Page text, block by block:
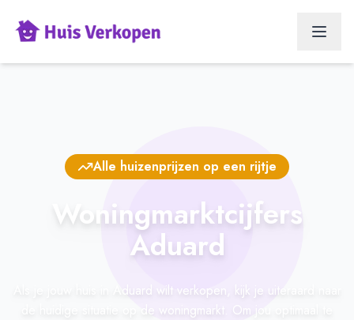
Alle huizenprijzen op een rijtje
Woningmarktcijfers
Aduard
Als je jouw huis in Aduard wilt verkopen, kijk je uiteraard naar
de huidige situatie op de woningmarkt. Om jou optimaal te